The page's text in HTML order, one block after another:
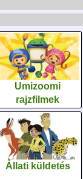
Umizoomi
rajzfilmek
Állati küldetés